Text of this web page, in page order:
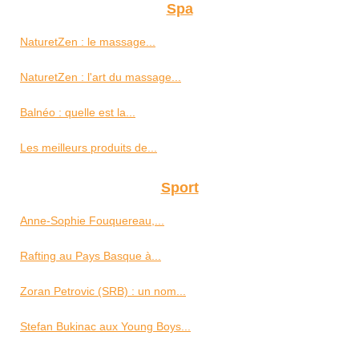
Spa
NaturetZen : le massage...
NaturetZen : l'art du massage...
Balnéo : quelle est la...
Les meilleurs produits de...
Sport
Anne-Sophie Fouquereau,...
Rafting au Pays Basque à...
Zoran Petrovic (SRB) : un nom...
Stefan Bukinac aux Young Boys...